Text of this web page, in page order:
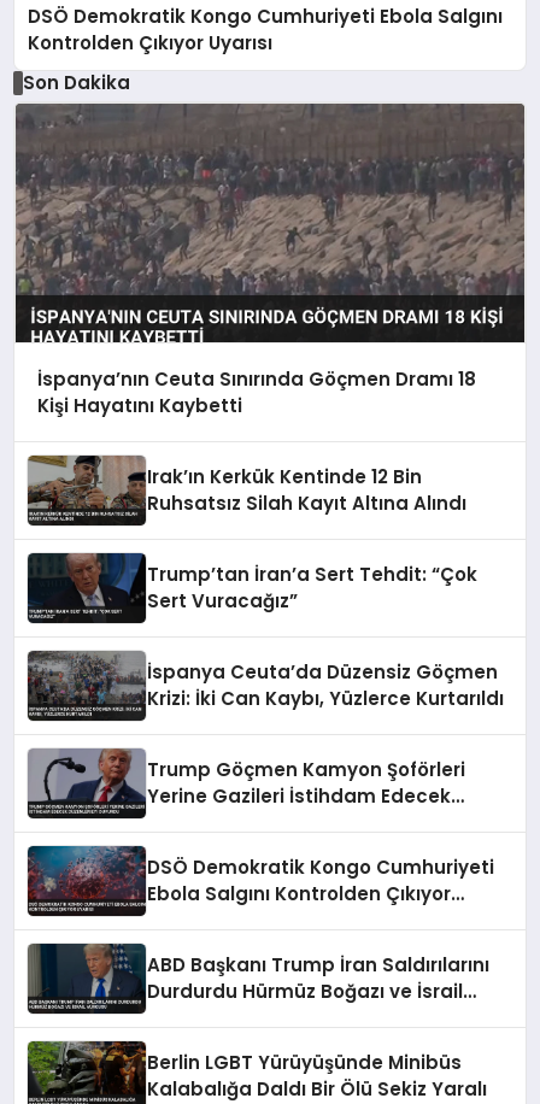
DSÖ Demokratik Kongo Cumhuriyeti Ebola Salgını
Kontrolden Çıkıyor Uyarısı
Son Dakika
İspanya’nın Ceuta Sınırında Göçmen Dramı 18
Kişi Hayatını Kaybetti
Irak’ın Kerkük Kentinde 12 Bin
Ruhsatsız Silah Kayıt Altına Alındı
Trump’tan İran’a Sert Tehdit: “Çok
Sert Vuracağız”
İspanya Ceuta’da Düzensiz Göçmen
Krizi: İki Can Kaybı, Yüzlerce Kurtarıldı
Trump Göçmen Kamyon Şoförleri
Yerine Gazileri İstihdam Edecek
DSÖ Demokratik Kongo Cumhuriyeti
Ebola Salgını Kontrolden Çıkıyor
ABD Başkanı Trump İran Saldırılarını
Durdurdu Hürmüz Boğazı ve İsrail
Berlin LGBT Yürüyüşünde Minibüs
Kalabalığa Daldı Bir Ölü Sekiz Yaralı